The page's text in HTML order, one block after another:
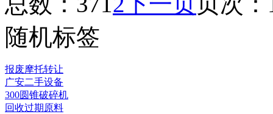
随机标签
报废摩托转让
广安二手设备
300圆锥破碎机
回收过期原料